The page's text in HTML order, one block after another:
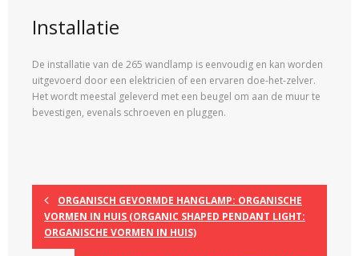
Installatie
De installatie van de 265 wandlamp is eenvoudig en kan worden
uitgevoerd door een elektricien of een ervaren doe-het-zelver.
Het wordt meestal geleverd met een beugel om aan de muur te
bevestigen, evenals schroeven en pluggen.
ORGANISCH GEVORMDE HANGLAMP: ORGANISCHE
VORMEN IN HUIS (ORGANIC SHAPED PENDANT LIGHT:
ORGANISCHE VORMEN IN HUIS)